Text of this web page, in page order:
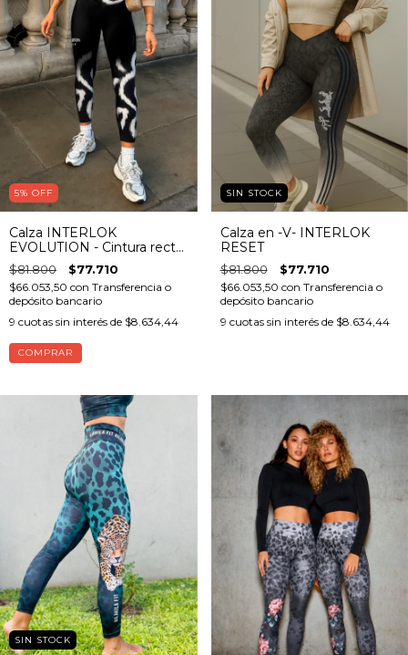
5% OFF
Calza INTERLOK
EVOLUTION - Cintura recta
-
$81.800 $77.710
$66.053,50 con Transferencia o
depósito bancario
9 cuotas sin interés de $8.634,44
COMPRAR
SIN STOCK
Calza en -V- INTERLOK
RESET
$81.800 $77.710
$66.053,50 con Transferencia o
depósito bancario
9 cuotas sin interés de $8.634,44
SIN STOCK